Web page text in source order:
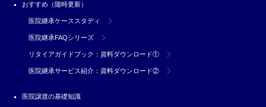
おすすめ（随時更新）
医院継承ケーススタディ
医院継承FAQシリーズ
リタイアガイドブック：資料ダウンロード①
医院継承サービス紹介：資料ダウンロード②
医院譲渡の基礎知識